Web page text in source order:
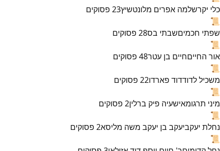
כלי יקרשלמה אפרים מלונטשיץ23 פסוקים
📜
שפתי חכמיםשבתי בס28 פסוקים
📜
אור החייםחיים בן עטר48 פסוקים
📜
משכיל לדודדוד פארדו22 פסוקים
📜
מיני תרגומאישעיה פיק ברלין2 פסוקים
📜
נחלת יעקביעקב בן יעקב משה מליסא2 פסוקים
📜